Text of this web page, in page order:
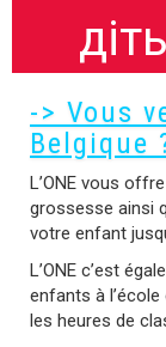
-> Vous
Belgique
L’ONE vous
grossesse ainsi
votre enfant
L’ONE c’est
enfants à
les heures de